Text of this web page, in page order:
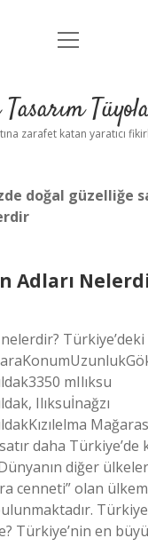
Anasayfa
Yasal Uyarı
menüyü
Tasarım
zarafet katan yaratıcı
doğal güzelliğe
Adları
Türkiye’deki
mIlıksu
Ilıksuİnağzı
daha Türkiye’de
diğer
cenneti” olan
Türkiye’nin en